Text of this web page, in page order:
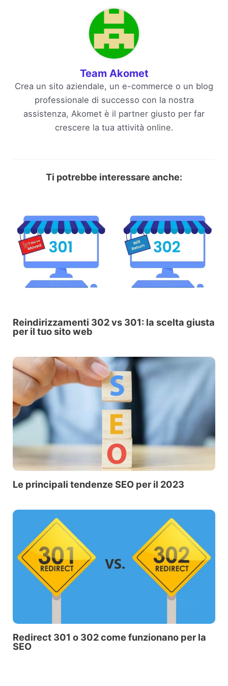
Team Akomet
Crea un sito aziendale, un e-commerce o un blog
professionale di successo con la nostra
assistenza, Akomet è il partner giusto per far
crescere la tua attività online.
Ti potrebbe interessare anche:
Reindirizzame­nti 302 vs 301: la scelta giusta
per il tuo sito web
Le principali tendenze SEO per il 2023
Redirect 301 o 302 come funzionano per la
SEO